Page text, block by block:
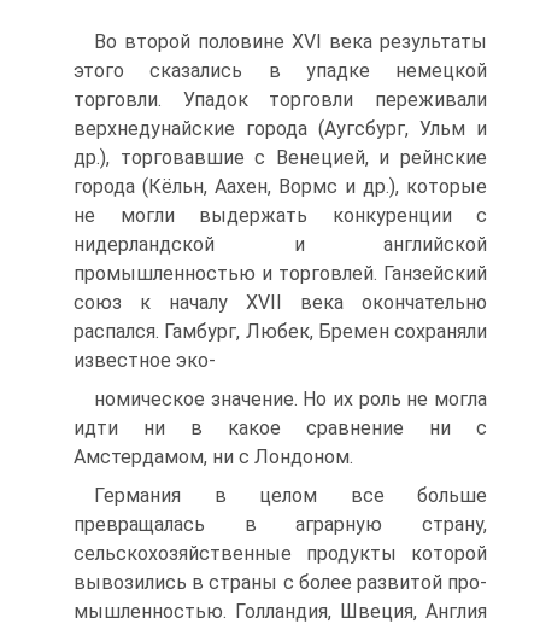
Во второй половине XVI века результаты
этого сказались в упадке немецкой
торговли. Упадок тор­говли переживали
верхнедунайские города (Аугс­бург, Ульм и
др.), торговавшие с Венецией, и рейн­ские
города (Кёльн, Аахен, Вормс и др.), которые
не могли выдержать конкуренции с
нидерландской и английской
промышленностью и торговлей. Ганзей­ский
союз к началу XVII века окончательно
распал­ся. Гамбург, Любек, Бремен сохраняли
известное эко-
номическое значение. Но их роль не могла
идти ни в какое сравнение ни с
Амстердамом, ни с Лондоном.
Германия в целом все больше
превращалась в аг­рарную страну,
сельскохозяйственные продукты ко­торой
вывозились в страны с более развитой про­
мышленностью. Голландия, Швеция, Англия